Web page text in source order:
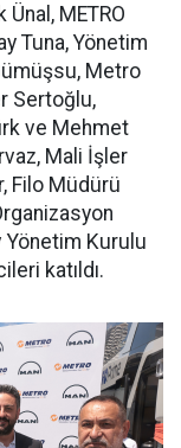
METRO
Tuna, Yönetim
Metro
Sertoğlu,
ve Mehmet
Mali İşler
Filo Müdürü
Yönetim Kurulu
katıldı.